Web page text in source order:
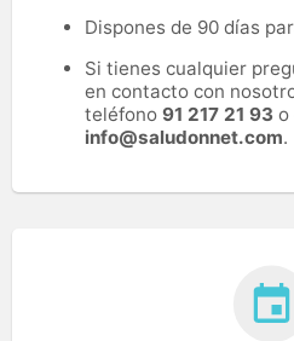
Dispones de 90 días
Si tienes cualquier
en contacto con
teléfono 91 217 21 93 o
info@saludonnet.com.